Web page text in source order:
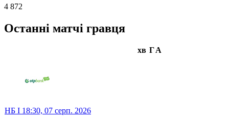
4 872
Останні матчі гравця
хв ГА
НБ I 18:30, 07 серп. 2026